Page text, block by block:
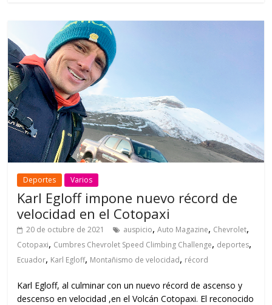
Deportes Varios
Karl Egloff impone nuevo récord de
velocidad en el Cotopaxi
20 de octubre de 2021 auspicio,Auto Magazine, Chevrolet,
Cotopaxi, Cumbres Chevrolet Speed Climbing Challenge, deportes,
Ecuador, Karl Egloff, Montañismo de velocidad, récord
Karl Egloff, al culminar con un nuevo récord de ascenso y
descenso en velocidad ,en el Volcán Cotopaxi. El reconocido